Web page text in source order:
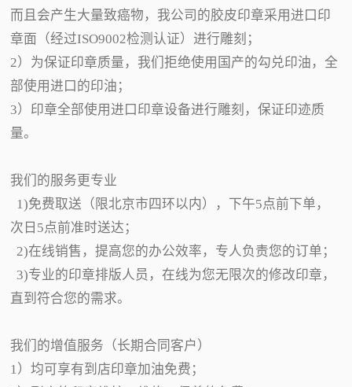
而且会产生大量致癌物，我公司的胶皮印章采用进口印
章面（经过ISO9002检测认证）进行雕刻；
2）为保证印章质量，我们拒绝使用国产的勾兑印油，全
部使用进口的印油；
3）印章全部使用进口印章设备进行雕刻，保证印迹质
量。
我们的服务更专业
1)免费取送（限北京市四环以内），下午5点前下单，
次日5点前准时送达；
2)在线销售，提高您的办公效率，专人负责您的订单；
3)专业的印章排版人员，在线为您无限次的修改印章，
直到符合您的需求。
我们的增值服务（长期合同客户）
1）均可享有到店印章加油免费；